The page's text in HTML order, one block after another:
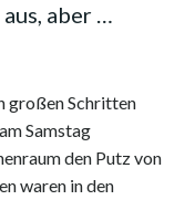
aber …
großen Schritten
Samstag
den Putz von
waren in den